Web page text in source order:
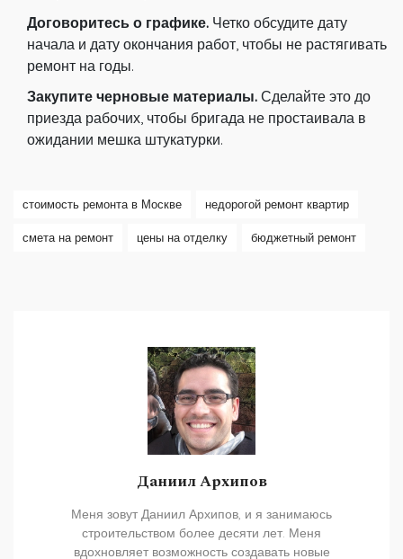
Договоритесь о графике. Четко обсудите дату
начала и дату окончания работ, чтобы не растягивать
ремонт на годы.
Закупите черновые материалы. Сделайте это до
приезда рабочих, чтобы бригада не простаивала в
ожидании мешка штукатурки.
стоимость ремонта в Москве недорогой ремонт квартир
смета на ремонт цены на отделку бюджетный ремонт
Даниил Архипов
Меня зовут Даниил Архипов, и я занимаюсь
строительством более десяти лет. Меня
вдохновляет возможность создавать новые